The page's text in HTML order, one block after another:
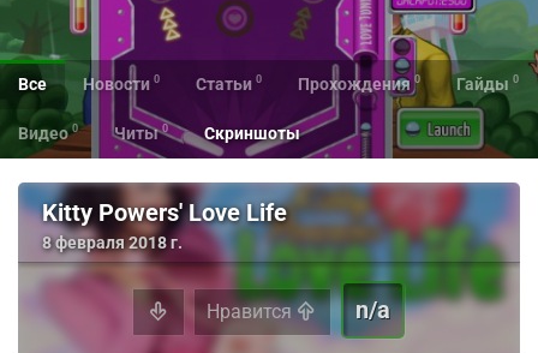
Все Новости 0 Статьи 0 Прохождения 0 Гайды 0
Видео 0 Читы 0 Скриншоты
Kitty Powers' Love Life
8 февраля 2018 г.
Нравится n/a